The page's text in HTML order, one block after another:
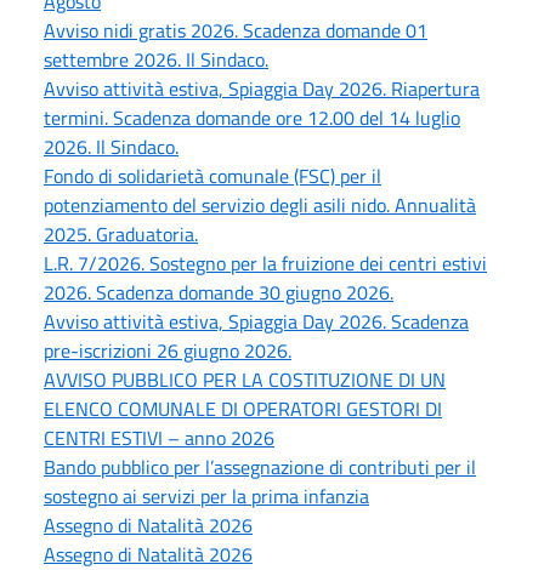
Avviso nidi gratis 2026. Scadenza domande 01
settembre 2026. Il Sindaco.
Avviso attività estiva, Spiaggia Day 2026. Riapertura
termini. Scadenza domande ore 12.00 del 14 luglio
2026. Il Sindaco.
Fondo di solidarietà comunale (FSC) per il
potenziamento del servizio degli asili nido. Annualità
2025. Graduatoria.
L.R. 7/2026. Sostegno per la fruizione dei centri estivi
2026. Scadenza domande 30 giugno 2026.
Avviso attività estiva, Spiaggia Day 2026. Scadenza
pre-iscrizioni 26 giugno 2026.
AVVISO PUBBLICO PER LA COSTITUZIONE DI UN
ELENCO COMUNALE DI OPERATORI GESTORI DI
CENTRI ESTIVI – anno 2026
Bando pubblico per l’assegnazione di contributi per il
sostegno ai servizi per la prima infanzia
Assegno di Natalità 2026
Assegno di Natalità 2026